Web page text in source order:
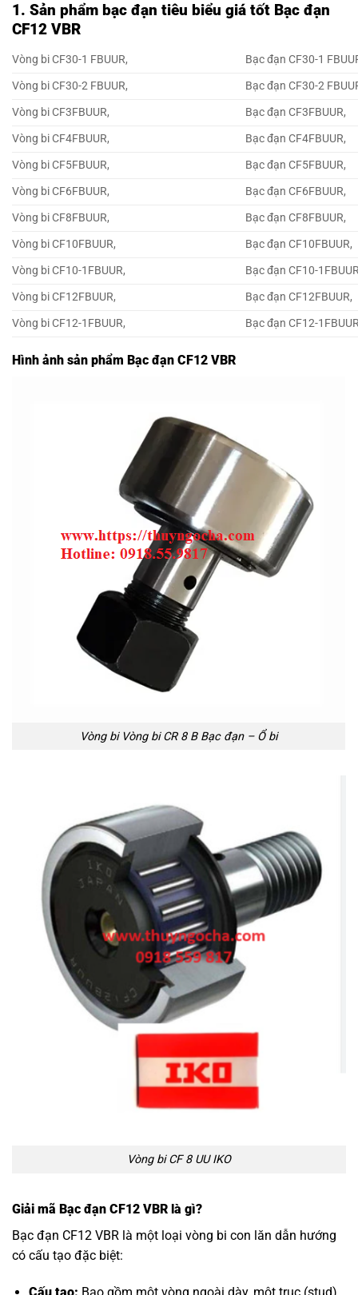
1. Sản phẩm bạc đạn tiêu biểu giá tốt Bạc đạn
CF12 VBR
Vòng bi CF30-1 FBUUR,
Bạc đạn CF30-1
Vòng bi CF30-2 FBUUR,
Bạc đạn CF30-2
Vòng bi CF3FBUUR,
Bạc đạn CF3FBUUR,
Vòng bi CF4FBUUR,
Bạc đạn CF4FBUUR,
Vòng bi CF5FBUUR,
Bạc đạn CF5FBUUR,
Vòng bi CF6FBUUR,
Bạc đạn CF6FBUUR,
Vòng bi CF8FBUUR,
Bạc đạn CF8FBUUR,
Vòng bi CF10FBUUR,
Bạc đạn CF10FBUUR,
Vòng bi CF10-1FBUUR,
Bạc đạn CF10-
Vòng bi CF12FBUUR,
Bạc đạn CF12FBUUR,
Vòng bi CF12-1FBUUR,
Bạc đạn CF12-
Hình ảnh sản phẩm Bạc đạn CF12 VBR
Vòng bi Vòng bi CR 8 B Bạc đạn – Ổ bi
Vòng bi CF 8 UU IKO
Giải mã Bạc đạn CF12 VBR là gì?
Bạc đạn CF12 VBR là một loại vòng bi con lăn dẫn hướng
có cấu tạo đặc biệt:
Cấu tạo: Bao gồm một vòng ngoài dày, một trục (stud)